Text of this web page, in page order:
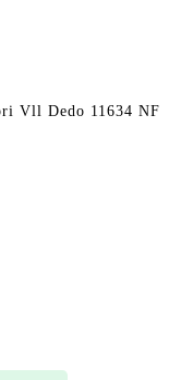
Vll Dedo 11634 NF